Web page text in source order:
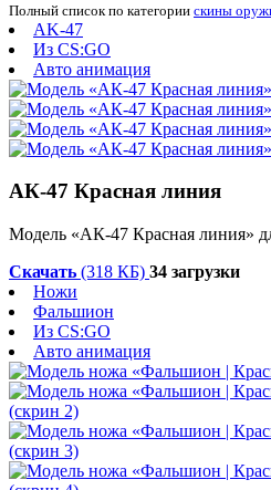
Полный список по категории скины
AK-47
Из CS:GO
Авто анимация
АК-47 Красная линия
Модель «АК-47 Красная линия»
Скачать (318 КБ) 34 загрузки
Ножи
Фальшион
Из CS:GO
Авто анимация